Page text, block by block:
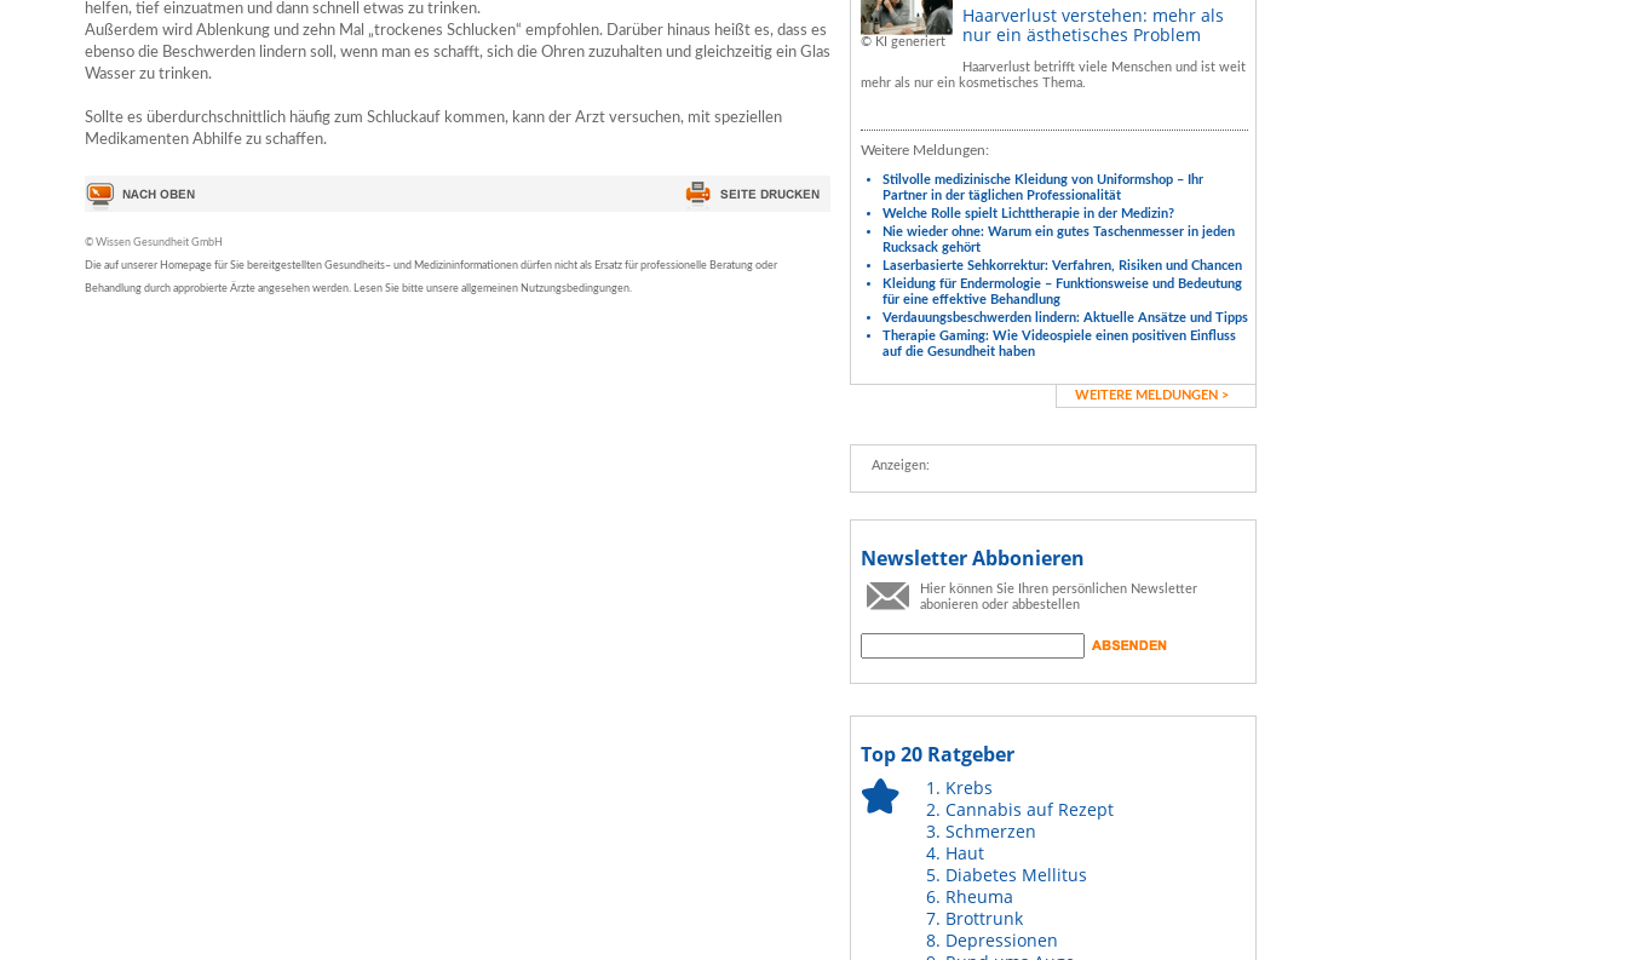
helfen, tief einzuatmen und dann schnell etwas zu trinken.
Außerdem wird Ablenkung und zehn Mal „trockenes Schlucken“ empfohlen. Darüber hinaus heißt es, dass es
ebenso die Beschwerden lindern soll, wenn man es schafft, sich die Ohren zuzuhalten und gleichzeitig ein Glas
Wasser zu trinken.
Sollte es überdurchschnittlich häufig zum Schluckauf kommen, kann der Arzt versuchen, mit speziellen
Medikamenten Abhilfe zu schaffen.
© Wissen Gesundheit GmbH
Die auf unserer Homepage für Sie bereitgestellten Gesundheits– und Medizininformationen dürfen nicht als Ersatz für professionelle Beratung oder
Behandlung durch approbierte Ärzte angesehen werden. Lesen Sie bitte unsere allgemeinen Nutzungsbedingungen.
© KI generiert
Haarverlust verstehen: mehr als
nur ein ästhetisches Problem
Haarverlust betrifft viele Menschen und ist weit
mehr als nur ein kosmetisches Thema.
Weitere Meldungen:
Stilvolle medizinische Kleidung von Uniformshop – Ihr
Partner in der täglichen Professionalität
Welche Rolle spielt Lichttherapie in der Medizin?
Nie wieder ohne: Warum ein gutes Taschenmesser in jeden
Rucksack gehört
Laserbasierte Sehkorrektur: Verfahren, Risiken und Chancen
Kleidung für Endermologie – Funktionsweise und Bedeutung
für eine effektive Behandlung
Verdauungsbeschwerden lindern: Aktuelle Ansätze und Tipps
Therapie Gaming: Wie Videospiele einen positiven Einfluss
auf die Gesundheit haben
WEITERE MELDUNGEN >
Anzeigen:
Newsletter Abbonieren
Hier können Sie Ihren persönlichen Newsletter
abonieren oder abbestellen
Top 20 Ratgeber
Krebs
Cannabis auf Rezept
Schmerzen
Haut
Diabetes Mellitus
Rheuma
Brottrunk
Depressionen